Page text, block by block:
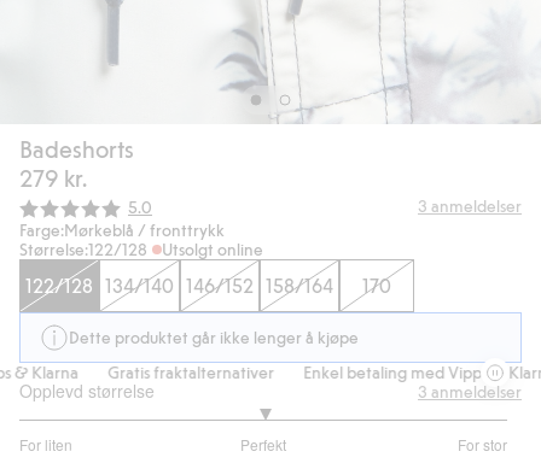
Badeshorts
279 kr.
Gjennomsnittskarakter:
5.0 3 anmeldelser
Farge:Mørkeblå / fronttrykk
Størrelse:122/128 Utsolgt online
122/128 134/140 146/152 158/164 170
Dette produktet går ikke lenger å kjøpe
Klarna
Gratis fraktalternativer Enkel betaling med Vipps & Klarna
Opplevd størrelse
For liten Perfekt For stor
av
3 anmeldelser